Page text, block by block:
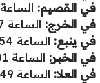
في القصيم: الساعة 5:26 صباحًا.
في الخرج: الساعة 5:17 صباحًا.
ينبع: الساعة 5:54 صباحًا.
الخبر: الساعة 5:01 صباحًا.
العلا: الساعة 5:49 صباحًا.